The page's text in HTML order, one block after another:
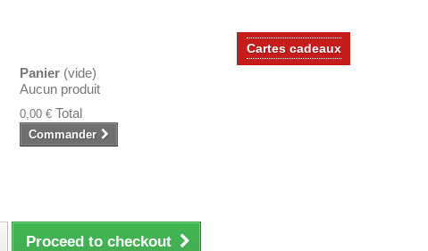
Cartes cadeaux
Panier (vide)
Aucun produit
0,00 € Total
Commander
Proceed to checkout